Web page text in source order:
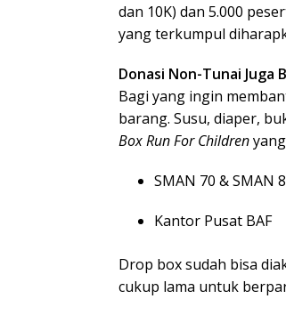
dan 10K) dan 5.000
yang terkumpul
Donasi Non-Tunai Juga
Bagi yang ingin
barang. Susu, diaper,
Box Run For Children
SMAN 70 & SMAN
Kantor Pusat BAF
Drop box sudah bisa
cukup lama untuk